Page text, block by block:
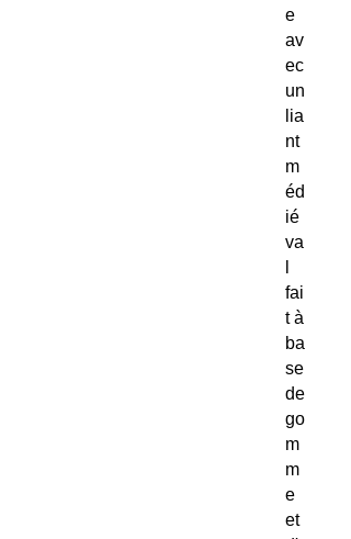
e
av
ec
un
lia
nt
m
éd
ié
va
fai
t à
ba
se
de
go
m
m
e
et